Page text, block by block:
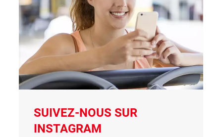
SUIVEZ-NOUS SUR
INSTAGRAM